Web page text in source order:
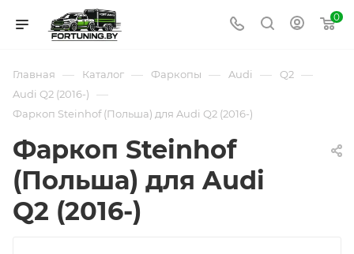
0
Главная — Каталог — Фаркопы — Audi — Q2 —
Audi Q2 (2016-) —
Фаркоп Steinhof (Польша) для Audi Q2 (2016-)
Фаркоп Steinhof
(Польша) для Audi
Q2 (2016-)